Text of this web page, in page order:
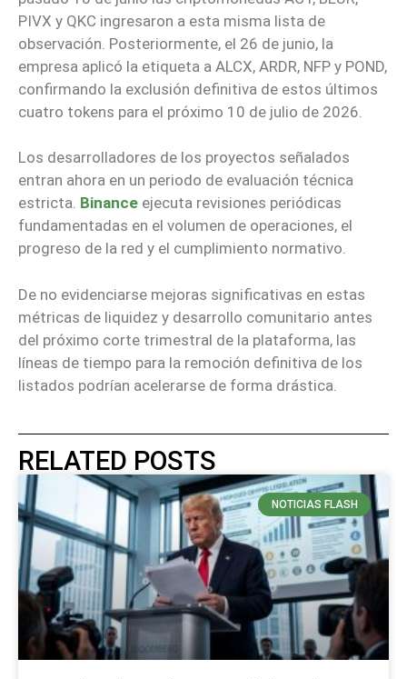
PIVX y QKC ingresaron a esta misma lista de
observación. Posteriormente, el 26 de junio, la
empresa aplicó la etiqueta a ALCX, ARDR, NFP y POND,
confirmando la exclusión definitiva de estos últimos
cuatro tokens para el próximo 10 de julio de 2026.
Los desarrolladores de los proyectos señalados
entran ahora en un periodo de evaluación técnica
estricta. Binance ejecuta revisiones periódicas
fundamentadas en el volumen de operaciones, el
progreso de la red y el cumplimiento normativo.
De no evidenciarse mejoras significativas en estas
métricas de liquidez y desarrollo comunitario antes
del próximo corte trimestral de la plataforma, las
líneas de tiempo para la remoción definitiva de los
listados podrían acelerarse de forma drástica.
RELATED POSTS
NOTICIAS FLASH